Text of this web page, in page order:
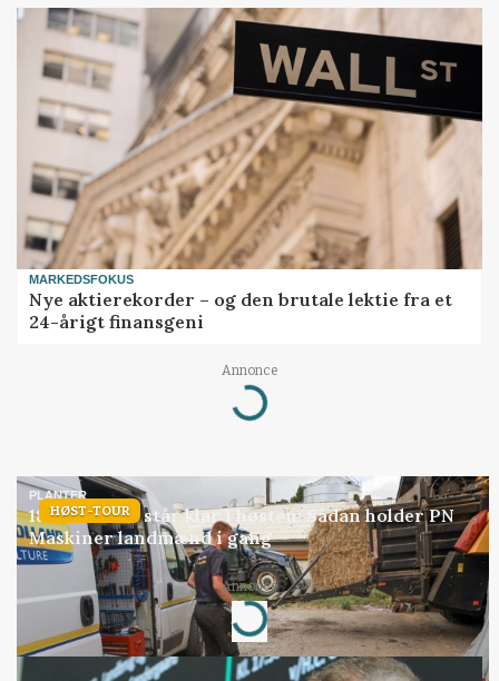
MARKEDSFOKUS
Nye aktierekorder – og den brutale lektie fra et
24-årigt finansgeni
Annonce
Loading...
HØST-TOUR
PLANTER
18 montører står klar i høsten: Sådan holder PN
Maskiner landmænd i gang
Annonce
Loading...